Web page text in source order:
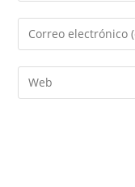
nombre
de
usuario
Introduce
tu
dirección
de
Introduce
la